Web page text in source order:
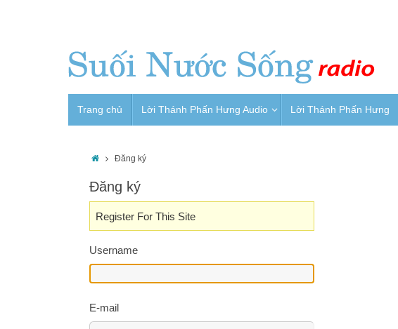
Trang chủ Lời Thánh Phấn Hưng Audio Lời Thánh Phấn Hưng
Đăng ký
Đăng ký
Register For This Site
Username
E-mail